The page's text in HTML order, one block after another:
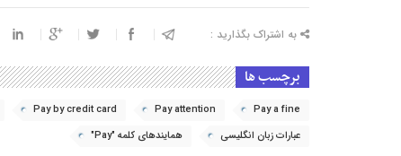
به اشتراک بگذارید :
برچسب ها
Pay a fine
Pay attention
Pay by credit card
عبارات زبان انگلیسی
همایند‌های کلمه "Pay"